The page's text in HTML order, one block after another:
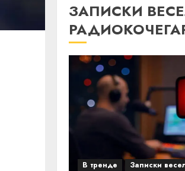
ЗАПИСКИ
В тренде
Записки